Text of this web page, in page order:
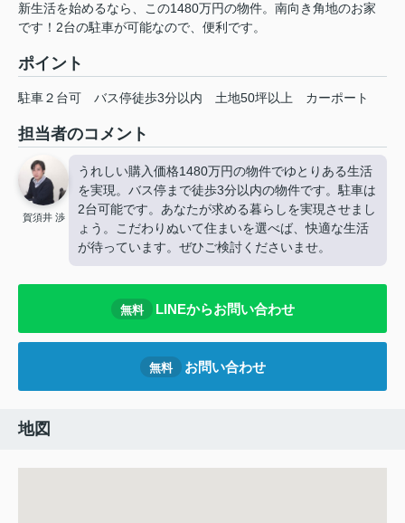
新生活を始めるなら、この1480万円の物件。南向き角地のお家
です！2台の駐車が可能なので、便利です。
ポイント
駐車２台可 バス停徒歩3分以内 土地50坪以上 カーポート
担当者のコメント
賀須井 渉
うれしい購入価格1480万円の物件でゆとりある生活
を実現。バス停まで徒歩3分以内の物件です。駐車は
2台可能です。あなたが求める暮らしを実現させまし
ょう。こだわりぬいて住まいを選べば、快適な生活
が待っています。ぜひご検討くださいませ。
無料 LINEからお問い合わせ
無料 お問い合わせ
地図